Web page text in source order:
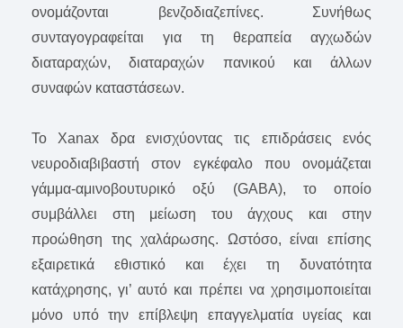
ονομάζονται βενζοδιαζεπίνες. Συνήθως
συνταγογραφείται για τη θεραπεία αγχωδών
διαταραχών, διαταραχών πανικού και άλλων
συναφών καταστάσεων.
Το Xanax δρα ενισχύοντας τις επιδράσεις ενός
νευροδιαβιβαστή στον εγκέφαλο που ονομάζεται
γάμμα-αμινοβουτυρικό οξύ (GABA), το οποίο
συμβάλλει στη μείωση του άγχους και στην
προώθηση της χαλάρωσης. Ωστόσο, είναι επίσης
εξαιρετικά εθιστικό και έχει τη δυνατότητα
κατάχρησης, γι’ αυτό και πρέπει να χρησιμοποιείται
μόνο υπό την επίβλεψη επαγγελματία υγείας και